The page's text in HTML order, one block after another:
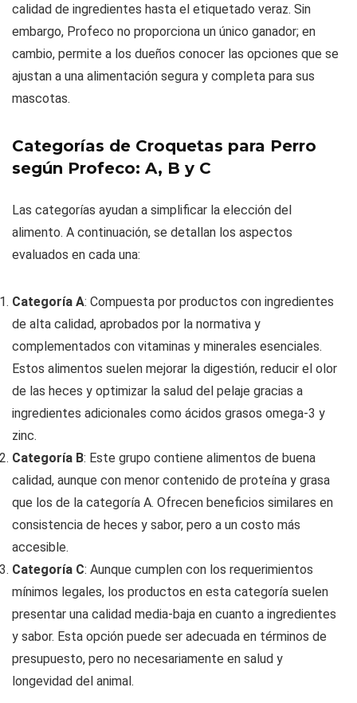
calidad de ingredientes hasta el etiquetado veraz. Sin
embargo, Profeco no proporciona un único ganador; en
cambio, permite a los dueños conocer las opciones que se
ajustan a una alimentación segura y completa para sus
mascotas.
Categorías de Croquetas para Perro
según Profeco: A, B y C
Las categorías ayudan a simplificar la elección del
alimento. A continuación, se detallan los aspectos
evaluados en cada una:
Categoría A: Compuesta por productos con ingredientes
de alta calidad, aprobados por la normativa y
complementados con vitaminas y minerales esenciales.
Estos alimentos suelen mejorar la digestión, reducir el olor
de las heces y optimizar la salud del pelaje gracias a
ingredientes adicionales como ácidos grasos omega-3 y
zinc.
Categoría B: Este grupo contiene alimentos de buena
calidad, aunque con menor contenido de proteína y grasa
que los de la categoría A. Ofrecen beneficios similares en
consistencia de heces y sabor, pero a un costo más
accesible.
Categoría C: Aunque cumplen con los requerimientos
mínimos legales, los productos en esta categoría suelen
presentar una calidad media-baja en cuanto a ingredientes
y sabor. Esta opción puede ser adecuada en términos de
presupuesto, pero no necesariamente en salud y
longevidad del animal.